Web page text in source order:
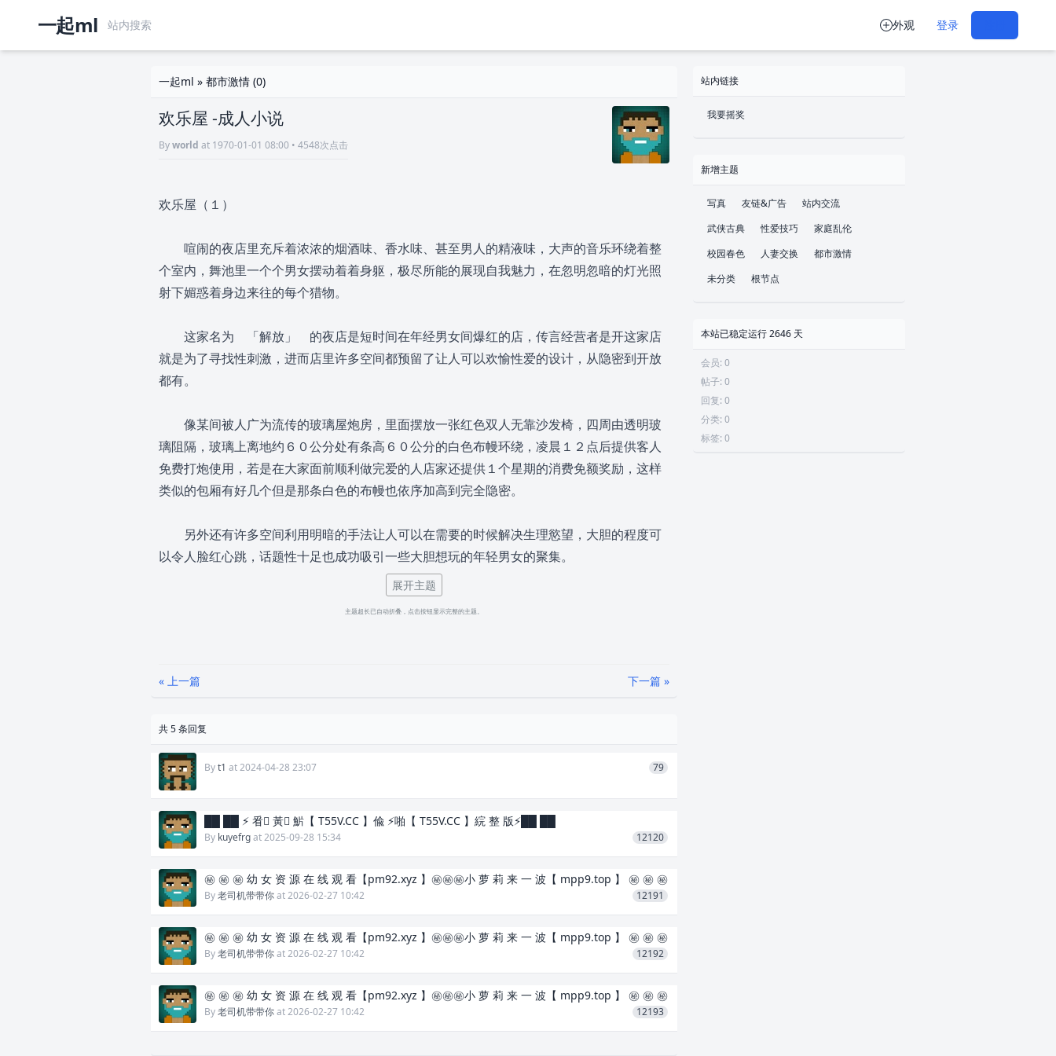
一起ml 外观 登录
一起ml » 都市激情 (0)
欢乐屋 -成人小说
Byworld at 1970-01-01 08:00 • 4548次点击
欢乐屋（１）
喧闹的夜店里充斥着浓浓的烟酒味、香水味、甚至男人的精液味，大声的音乐环绕着整
个室内，舞池里一个个男女摆动着着身躯，极尽所能的展现自我魅力，在忽明忽暗的灯光照
射下媚惑着身边来往的每个猎物。
这家名为 「解放」 的夜店是短时间在年经男女间爆红的店，传言经营者是开这家店
就是为了寻找性刺激，进而店里许多空间都预留了让人可以欢愉性爱的设计，从隐密到开放
都有。
像某间被人广为流传的玻璃屋炮房，里面摆放一张红色双人无靠沙发椅，四周由透明玻
璃阻隔，玻璃上离地约６０公分处有条高６０公分的白色布幔环绕，凌晨１２点后提供客人
免费打炮使用，若是在大家面前顺利做完爱的人店家还提供１个星期的消费免额奖励，这样
类似的包厢有好几个但是那条白色的布幔也依序加高到完全隐密。
另外还有许多空间利用明暗的手法让人可以在需要的时候解决生理慾望，大胆的程度可
以令人脸红心跳，话题性十足也成功吸引一些大胆想玩的年轻男女的聚集。
解放位于市中心最精华的地段，地下１层、地上１２层的大楼，与知名百货并排，传闻
部也重新装潢，地下室作为解放的活动大厅，２- ８楼经过整建还是作为旅馆，因为改建后设
计风格大胆、创新所以常常爆满，很难当天预订。
解放的地下室空间大约可以容纳２００个客人，若是假日爆满有时会硬挤到２６０- ２８
０人左右，不过真正吸引众人的是１０楼被称为 「欢乐屋」 的地方，据说，凡每个月第
１周的周六夜晚１２点到凌晨１点之间只要拿到信物的客人就能上１０楼的 「欢乐屋」
入，而且据说只有３~ ５０个名额，为此常有客人为抢一席而大打出手。
信物若想变造也不可能，因为每次都不相同，有时是个戒指，有时是图样精致的刺青贴
纸，有时是个彩绘的吻，做记号的位置不一定，曾传闻有次是标记在私处，信物发放时间总
是周六夜晚过１２点后才发出。
来这里就算携伴也不一定２个都会拿到，发放的状况也没一定规则，曾有人说是在热舞
展开主题
主题超长已自动折叠，点击按钮显示完整的主题。
« 上一篇 下一篇 »
共 5 条回复
Byt1 at 2024-04-28 23:07 79
██ ██ ⚡ 㸔 ِ黃 ِ魸【 T55V.CC 】偸 ⚡啪【 T55V.CC 】綄 整 版⚡██ ██
By kuyefrgat 2025-09-28 15:34 12120
㊙️ ㊙️ ㊙️ 幼 女 资 源 在 线 观 看【pm92.xyz 】㊙️㊙️㊙️小 萝 莉 来 一 波【 mpp9.top 】 ㊙️ ㊙️ ㊙️
By老司机带带你at 2026-02-27 10:42 12191
㊙️ ㊙️ ㊙️ 幼 女 资 源 在 线 观 看【pm92.xyz 】㊙️㊙️㊙️小 萝 莉 来 一 波【 mpp9.top 】 ㊙️ ㊙️ ㊙️
By老司机带带你at 2026-02-27 10:42 12192
㊙️ ㊙️ ㊙️ 幼 女 资 源 在 线 观 看【pm92.xyz 】㊙️㊙️㊙️小 萝 莉 来 一 波【 mpp9.top 】 ㊙️ ㊙️ ㊙️
By老司机带带你at 2026-02-27 10:42 12193
站内链接
我要摇奖
新增主题
写真 友链&广告
站内交流
武侠古典
性爱技巧
家庭乱伦
校园春色
人妻交换
都市激情
未分类
根节点
本站已稳定运行 2646 天
会员: 0
帖子: 0
回复: 0
分类: 0
标签: 0